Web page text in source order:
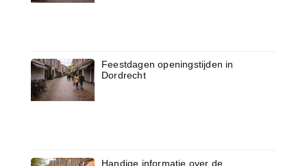
Feestdagen openingstijden in
Dordrecht
Handige informatie over de